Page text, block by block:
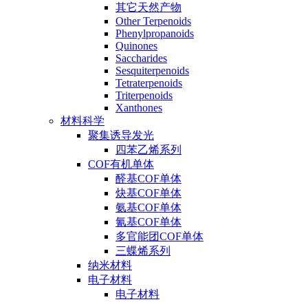
其它天然产物
Other Terpenoids
Phenylpropanoids
Quinones
Saccharides
Sesquiterpenoids
Tetraterpenoids
Triterpenoids
Xanthones
材料科学
聚集诱导发光
四苯乙烯系列
COF有机单体
醛基COF单体
炔基COF单体
氨基COF单体
氰基COF单体
多官能团COF单体
三蝶烯系列
纳米材料
电子材料
电子材料